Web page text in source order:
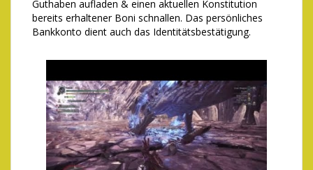
Guthaben aufladen & einen aktuellen Konstitution
bereits erhaltener Boni schnallen. Das persönliches
Bankkonto dient auch das Identitätsbestätigung.